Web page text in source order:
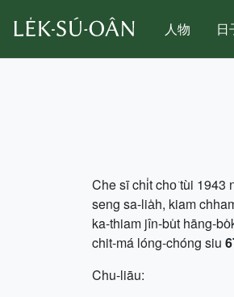
人物 日
Che sī chi̍t cho͘ tùi 1943
seng sa-lia̍h, kiam
ka-thiam jîn-bu̍t hāng-
chit-má lóng-chóng siu
Chu-liāu: